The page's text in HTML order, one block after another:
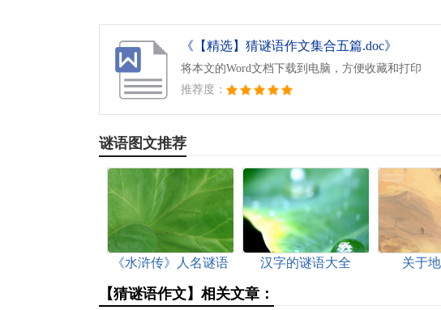
《【精选】猜谜语作文集合五篇.doc》
将本文的Word文档下载到电脑，方便收藏和打印
推荐度：
谜语图文推荐
《水浒传》人名谜语 汉字的谜语大全 关于
【猜谜语作文】相关文章：